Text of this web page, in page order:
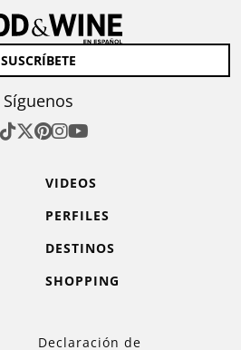
SUSCRÍBETE
Síguenos
VIDEOS
PERFILES
DESTINOS
SHOPPING
Declaración de